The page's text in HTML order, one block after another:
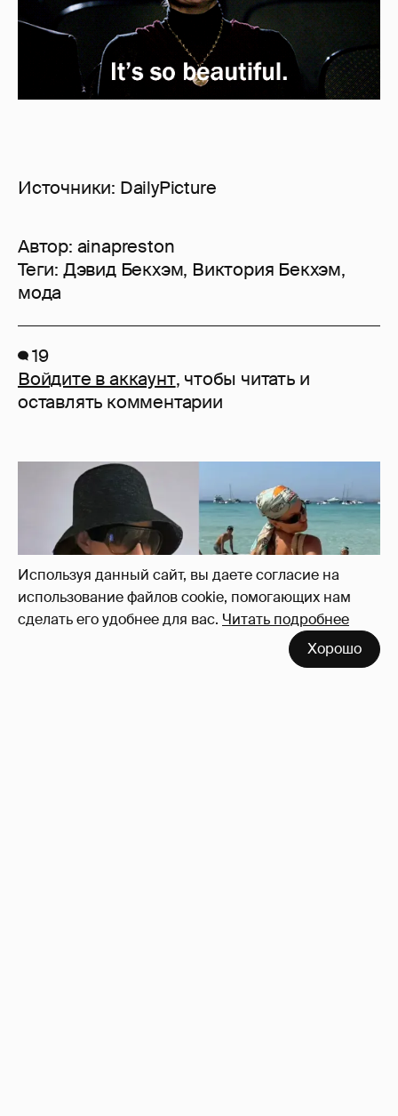
Используя данный сайт, вы даете согласие на
использование файлов cookie, помогающих нам
сделать его удобнее для вас. Читать подробнее
Хорошо
Источники: DailyPicture
Автор: ainapreston
Теги: Дэвид Бекхэм, Виктория Бекхэм,
мода
19
Войдите в аккаунт, чтобы читать и
оставлять комментарии